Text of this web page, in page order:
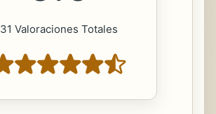
31 Valoraciones Totales